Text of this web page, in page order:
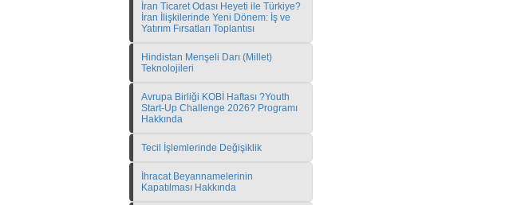
İran Ticaret Odası Heyeti ile Türkiye?
İran İlişkilerinde Yeni Dönem: İş ve
Yatırım Fırsatları Toplantısı
Hindistan Menşeli Darı (Millet)
Teknolojileri
Avrupa Birliği KOBİ Haftası ?Youth
Start-Up Challenge 2026? Programı
Hakkında
Tecil İşlemlerinde Değişiklik
İhracat Beyannamelerinin
Kapatılması Hakkında